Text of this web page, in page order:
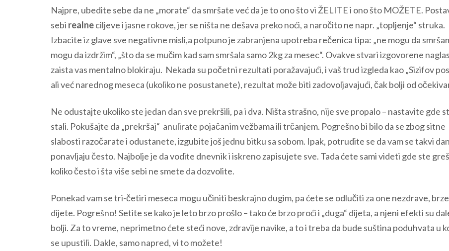
Najpre, ubedite sebe da ne „morate“ da smršate već da je to ono što vi ŽELITE i ono što MOŽETE.
sebi realneciljeve i jasne rokove, jer se ništa ne dešava preko noći, a naročito ne napr. „topljenje“ struka.
Izbacite iz glave sve negativne misli,a potpuno je zabranjena upotreba rečenica tipa: „ne mogu da
mogu da izdržim“, „što da se mučim kad sam smršala samo 2kg za mesec“. Ovakve stvari izgovorene naglas
zaista vas mentalno blokiraju. Nekada su početni rezultati poražavajući, i vaš trud izgleda kao „Sizifov
ali već narednog meseca (ukoliko ne posustanete), rezultat može biti zadovoljavajući, čak bolji od
Ne odustajte ukoliko ste jedan dan sve prekršili, pa i dva. Ništa strašno, nije sve propalo – nastavite gde
stali. Pokušajte da „prekršaj“ anulirate pojačanim vežbama ili trčanjem. Pogrešno bi bilo da se zbog sitne
slabosti razočarate i odustanete, izgubite još jednu bitku sa sobom. Ipak, potrudite se da vam se takvi
ponavljaju često. Najbolje je da vodite dnevnik i iskreno zapisujete sve. Tada ćete sami videti gde ste
koliko često i šta više sebi ne smete da dozvolite.
Ponekad vam se tri-četiri meseca mogu učiniti beskrajno dugim, pa ćete se odlučiti za one nezdrave, brze
dijete. Pogrešno! Setite se kako je leto brzo prošlo – tako će brzo proći i „duga“ dijeta, a njeni efekti su
bolji. Za to vreme, neprimetno ćete steći nove, zdravije navike, a to i treba da bude suština poduhvata u
se upustili. Dakle, samo napred, vi to možete!